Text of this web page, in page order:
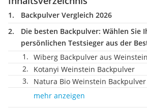
Backpulver Vergleich 2026
Die besten Backpulver: Wählen Sie
persönlichen Testsieger aus der
Wiberg Backpulver aus Weinstein
Kotanyi Weinstein Backpulver
Natura Bio Weinstein Backpulver
mehr anzeigen